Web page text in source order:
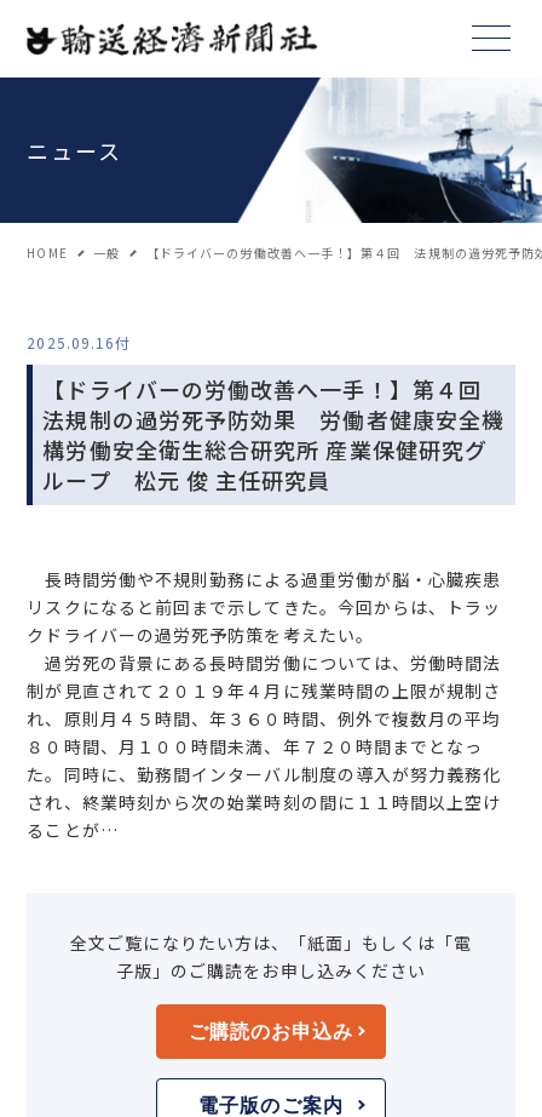
ニュース
HOME 一般 【ドライバーの労働改善へ一手！】第４回 法規制の過労死予
2025.09.16付
【ドライバーの労働改善へ一手！】第４回
法規制の過労死予防効果 労働者健康安全機
構労働安全衛生総合研究所 産業保健研究グ
ループ 松元 俊 主任研究員
長時間労働や不規則勤務による過重労働が脳・心臓疾患
リスクになると前回まで示してきた。今回からは、トラッ
クドライバーの過労死予防策を考えたい。
過労死の背景にある長時間労働については、労働時間法
制が見直されて２０１９年４月に残業時間の上限が規制さ
れ、原則月４５時間、年３６０時間、例外で複数月の平均
８０時間、月１００時間未満、年７２０時間までとなっ
た。同時に、勤務間インターバル制度の導入が努力義務化
され、終業時刻から次の始業時刻の間に１１時間以上空け
ることが…
全文ご覧になりたい方は、「紙面」もしくは「電
子版」のご購読をお申し込みください
ご購読のお申込み
電子版のご案内